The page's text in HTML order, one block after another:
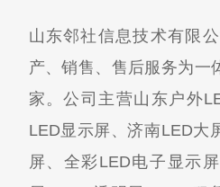
山东邻社信息技术有限
产、销售、售后服务为一
家。公司主营山东户外
LED显示屏、济南LED大
屏、全彩LED电子显示